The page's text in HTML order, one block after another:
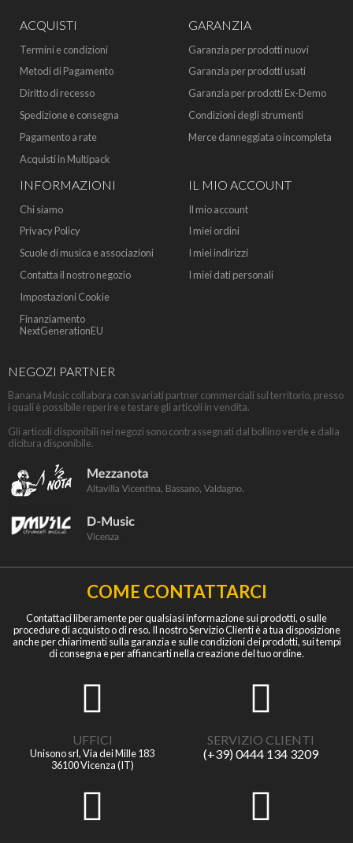
ACQUISTI
Termini e condizioni
Metodi di Pagamento
Diritto di recesso
Spedizione e consegna
Pagamento a rate
Acquisti in Multipack
GARANZIA
Garanzia per prodotti nuovi
Garanzia per prodotti usati
Garanzia per prodotti Ex-Demo
Condizioni degli strumenti
Merce danneggiata o incompleta
INFORMAZIONI
Chi siamo
Privacy Policy
Scuole di musica e associazioni
Contatta il nostro negozio
Impostazioni Cookie
Finanziamento
NextGenerationEU
IL MIO ACCOUNT
Il mio account
I miei ordini
I miei indirizzi
I miei dati personali
NEGOZI PARTNER
Banana Music collabora con svariati partner commerciali sul territorio, presso
i quali è possibile reperire e testare gli articoli in vendita.
Gli articoli disponibili nei negozi sono contrassegnati dal bollino verde e dalla
dicitura disponibile.
COME CONTATTARCI
Contattaci liberamente per qualsiasi informazione sui prodotti, o sulle
procedure di acquisto o di reso. Il nostro Servizio Clienti è a tua disposizione
anche per chiarimenti sulla garanzia e sulle condizioni dei prodotti, sui tempi
di consegna e per affiancarti nella creazione del tuo ordine.
UFFICI
Unisono srl, Via dei Mille 183
36100 Vicenza (IT)
SERVIZIO CLIENTI
(+39) 0444 134 3209